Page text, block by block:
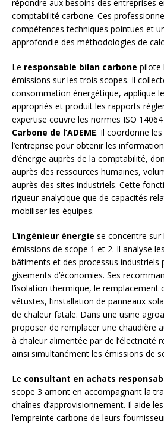
répondre aux besoins des entreprises
comptabilité carbone. Ces
compétences techniques pointues et
approfondie des méthodologies de
Le responsable bilan carbone pilote
émissions sur les trois scopes. Il
consommation énergétique, applique
appropriés et produit les rapports
expertise couvre les normes ISO
Carbone de l’ADEME. Il coordonne
l’entreprise pour obtenir les
d’énergie auprès de la comptabilité,
auprès des ressources humaines,
auprès des sites industriels. Cette
rigueur analytique que de capacités
mobiliser les équipes.
L’ingénieur énergie se concentre sur
émissions de scope 1 et 2. Il analyse
bâtiments et des processus industriels
gisements d’économies. Ses
l’isolation thermique, le remplacement
vétustes, l’installation de panneaux
de chaleur fatale. Dans une usine
proposer de remplacer une chaudière
à chaleur alimentée par de l’électricité
ainsi simultanément les émissions de
Le consultant en achats
scope 3 amont en accompagnant la
chaînes d’approvisionnement. Il aide
l’empreinte carbone de leurs